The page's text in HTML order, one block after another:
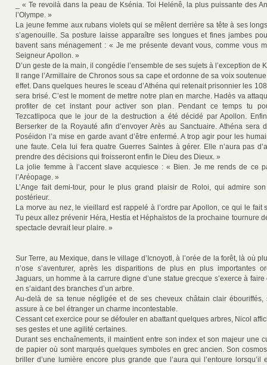
_ « Te revoilà dans la peau de Ksénia. Toi Helénê, la plus puissante des
l’Olympe. »
La jeune femme aux rubans violets qui se mêlent derrière sa tête à ses
s’agenouille. Sa posture laisse apparaître ses longues et fines jambes
bavent sans ménagement : « Je me présente devant vous, comme vous
Seigneur Apollon. »
D’un geste de la main, il congédie l’ensemble de ses sujets à l’exception de
Il range l’Armillaire de Chronos sous sa cape et ordonne de sa voix
effet. Dans quelques heures le sceau d’Athéna qui retenait prisonnier les
sera brisé. C’est le moment de mettre notre plan en marche. Hadès va
profiter de cet instant pour activer son plan. Pendant ce temps tu
Tezcatlipoca que le jour de la destruction a été décidé par Apollon.
Berserker de la Royauté afin d’envoyer Arès au Sanctuaire. Athéna sera
Poséidon l’a mise en garde avant d’être enfermé. A trop agir pour les
une faute. Cela lui fera quatre Guerres Saintes à gérer. Elle n’aura pas
prendre des décisions qui froisseront enfin le Dieu des Dieux. »
La jolie femme à l’accent slave acquiesce : « Bien. Je me rends de ce
l’Aréopage. »
L’Ange fait demi-tour, pour le plus grand plaisir de Roloi, qui admire
postérieur.
La morve au nez, le vieillard est rappelé à l’ordre par Apollon, ce qui le fait
Tu peux allez prévenir Héra, Hestia et Héphaïstos de la prochaine tournure
spectacle devrait leur plaire. »
Sur Terre, au Mexique, dans le village d’Icnoyotl, à l’orée de la forêt, là où
n’ose s’aventurer, après les disparitions de plus en plus importantes
Jaguars, un homme à la carrure digne d’une statue grecque s’exerce à
en s’aidant des branches d’un arbre.
Au-delà de sa tenue négligée et de ses cheveux châtain clair ébouriffés,
assure à ce bel étranger un charme incontestable.
Cessant cet exercice pour se défouler en abattant quelques arbres, Nicol
ses gestes et une agilité certaines.
Durant ses enchaînements, il maintient entre son index et son majeur une
de papier où sont marqués quelques symboles en grec ancien. Son
briller d’une lumière encore plus grande que l’aura qui l’entoure lorsqu’il